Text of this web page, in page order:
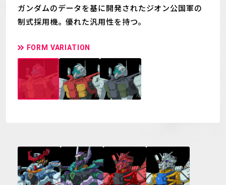
ガンダムのデータを基に開発されたジオン公国軍の
制式採用機。優れた汎用性を持つ。
FORM VARIATION